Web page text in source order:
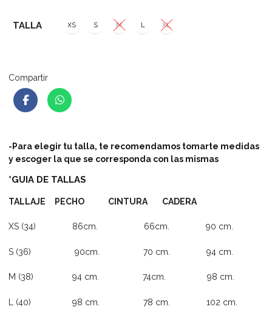
TALLA XS S M L XL
Compartir
-Para elegir tu talla, te recomendamos tomarte medidas
y escoger la que se corresponda con las mismas
*GUIA DE TALLAS
TALLAJE PECHO CINTURA CADERA
XS (34) 86cm. 66cm. 90 cm.
S (36) 90cm. 70 cm. 94 cm.
M (38) 94 cm. 74cm. 98 cm.
L (40) 98 cm. 78 cm. 102 cm.